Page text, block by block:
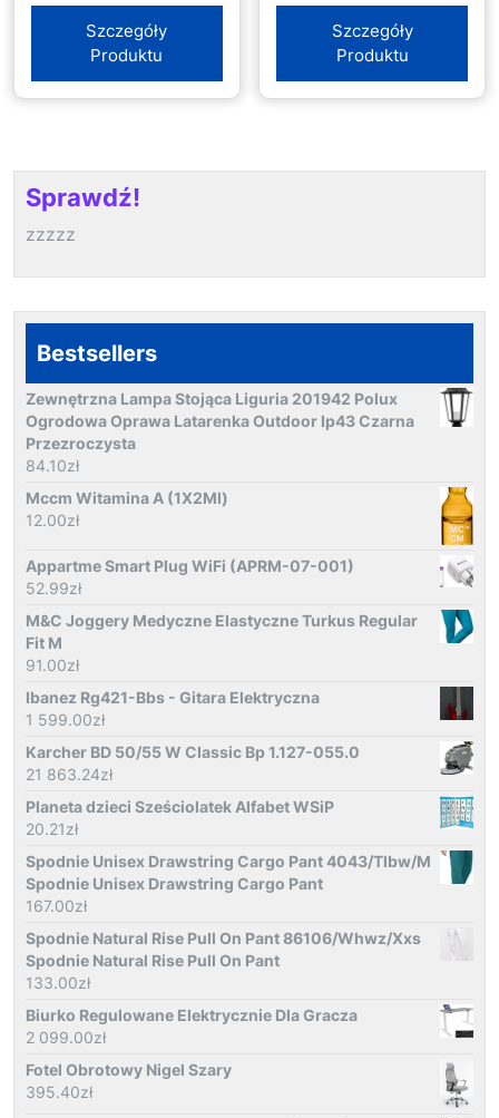
Szczegóły
Produktu
Szczegóły
Produktu
Sprawdź!
zzzzz
Bestsellers
Zewnętrzna Lampa Stojąca Liguria 201942 Polux
Ogrodowa Oprawa Latarenka Outdoor Ip43 Czarna
Przezroczysta
84.10zł
Mccm Witamina A (1X2Ml)
12.00zł
Appartme Smart Plug WiFi (APRM-07-001)
52.99zł
M&C Joggery Medyczne Elastyczne Turkus Regular
Fit M
91.00zł
Ibanez Rg421-Bbs - Gitara Elektryczna
1 599.00zł
Karcher BD 50/55 W Classic Bp 1.127-055.0
21 863.24zł
Planeta dzieci Sześciolatek Alfabet WSiP
20.21zł
Spodnie Unisex Drawstring Cargo Pant 4043/Tlbw/M
Spodnie Unisex Drawstring Cargo Pant
167.00zł
Spodnie Natural Rise Pull On Pant 86106/Whwz/Xxs
Spodnie Natural Rise Pull On Pant
133.00zł
Biurko Regulowane Elektrycznie Dla Gracza
2 099.00zł
Fotel Obrotowy Nigel Szary
395.40zł